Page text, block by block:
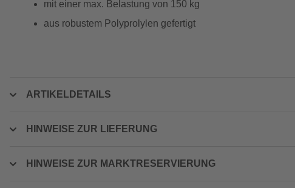
mit einer max. Belastung von 150 kg
aus robustem Polyprolylen gefertigt
ARTIKELDETAILS
HINWEISE ZUR LIEFERUNG
HINWEISE ZUR MARKTRESERVIERUNG